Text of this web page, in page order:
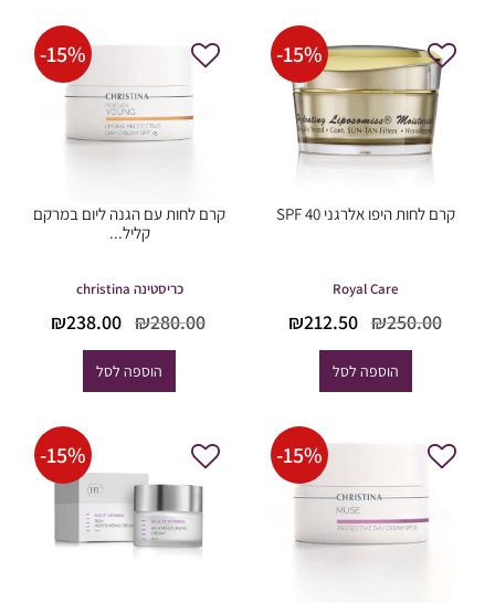
-15%
קרם לחות היפו אלרגני SPF 40
Royal Care
₪250.00
המחיר
היה:
₪250.00.
₪212.50
הוספה לסל
-15%
קרם לחות עם הגנה ליום במרקם
קליל...
כריסטינה christina
₪280.00
המחיר
היה:
₪280.00.
₪238.00
הוספה לסל
-15%
-15%